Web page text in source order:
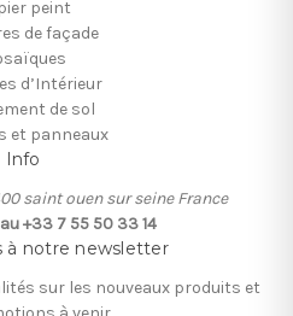
peint
de façade
d’Intérieur
de sol
et panneaux
Info
saint ouen sur seine France
+33 7 55 50 33 14
à notre newsletter
sur les nouveaux produits et